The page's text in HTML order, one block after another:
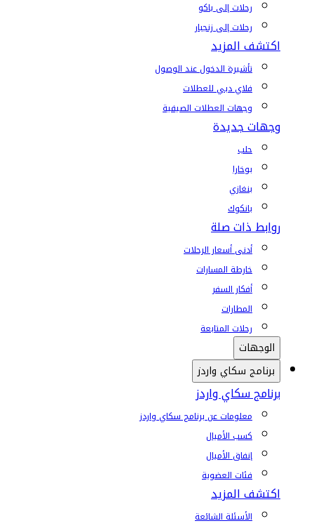
رحلات إلى باكو
رحلات إلى زنجبار
اكتشف المزيد
تأشيرة الدخول عند الوصول
فلاي دبي للعطلات
وجهات العطلات الصيفية
وجهات جديدة
حلب
بوخارا
بنغازي
بانكوك
روابط ذات صلة
أدنى أسعار الرحلات
خارطة المسارات
أفكار السفر
المطارات
رحلات المتابعة
الوجهات
برنامج سكاي واردز
برنامج سكاي واردز
معلومات عن برنامج سكاي واردز
كسب الأميال
إنفاق الأميال
فئات العضوية
اكتشف المزيد
الأسئلة الشائعة